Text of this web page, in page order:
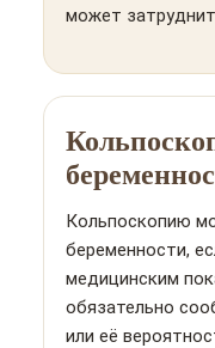
может
Кольпоскопию
беременности,
медицинским
обязательно
или её